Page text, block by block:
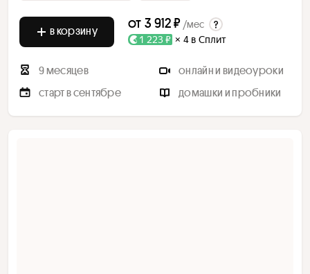
в корзину от 3 912 ₽ /мес
1 223 ₽ × 4 в Сплит
9 месяцев
онлайн и видеоуроки
старт в сентябре
домашки и пробники